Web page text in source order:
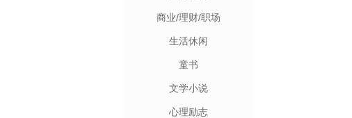
商业/理财/职场
生活休闲
童书
文学小说
心理励志